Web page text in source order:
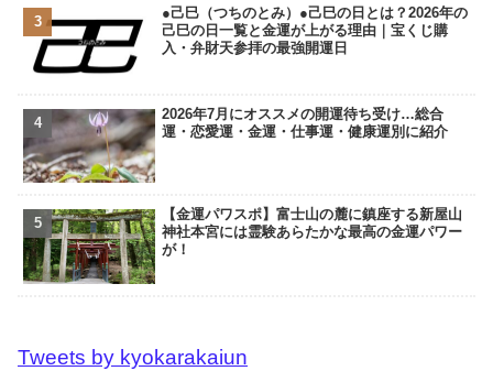
●己巳（つちのとみ）●己巳の日とは？2026年の
己巳の日一覧と金運が上がる理由｜宝くじ購
入・弁財天参拝の最強開運日
2026年7月にオススメの開運待ち受け…総合
運・恋愛運・金運・仕事運・健康運別に紹介
【金運パワスポ】富士山の麓に鎮座する新屋山
神社本宮には霊験あらたかな最高の金運パワー
が！
Tweets by kyokarakaiun